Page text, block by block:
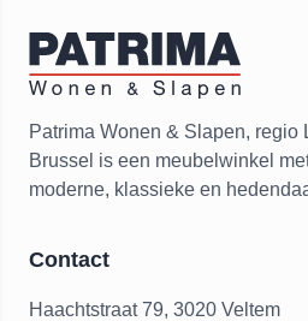
Patrima Wonen & Slapen, regio
Brussel is een meubelwinkel
moderne, klassieke en
Contact
Haachtstraat 79, 3020 Veltem